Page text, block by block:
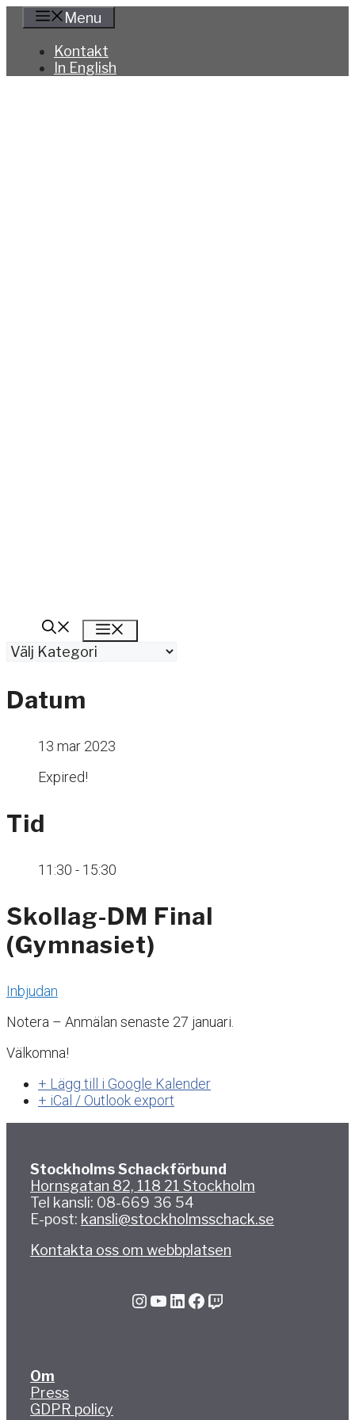
Hoppa
innehåll
Menu
Kontakt
In English
Kategorier
Datum
13 mar 2023
Expired!
Tid
11:30 - 15:30
Skollag-DM Final
(Gymnasiet)
Inbjudan
Notera – Anmälan senaste 27 januari.
Välkomna!
+ Lägg till i Google Kalender
+ iCal / Outlook export
Stockholms Schackförbund
Hornsgatan 82, 118 21 Stockholm
Tel kansli: 08-669 36 54
E-post: kansli@stockholmsschack.se
Kontakta oss om webbplatsen
InstagramYouTube LinkedIn Facebook Twitch
Om
Press
GDPR policy